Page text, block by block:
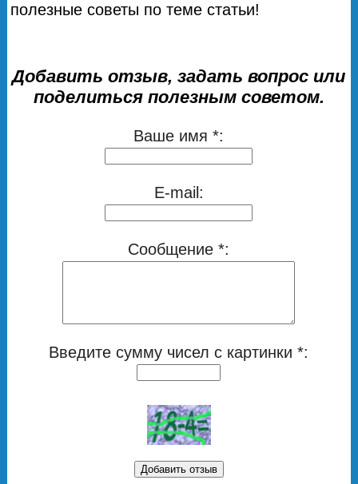
полезные советы по теме статьи!
Добавить отзыв, задать вопрос или
поделиться полезным советом.
Ваше имя *:
E-mail:
Сообщение *:
Введите сумму чисел с картинки *: